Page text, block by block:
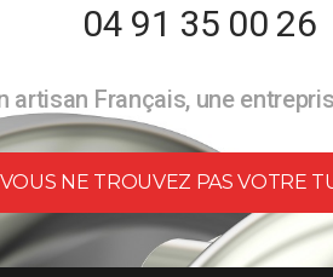
04 91 35 00 26
artisan Français, une
VOUS NE TROUVEZ PAS VOTRE